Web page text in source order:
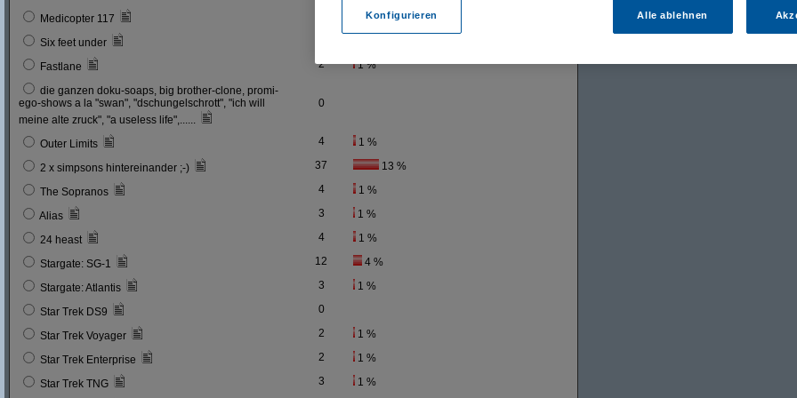
Medicopter 117
Six feet under
Fastlane 2 1 %
die ganzen doku-soaps, big brother-clone, promi-
ego-shows a la "swan", "dschungelschrott", "ich will
meine alte zruck", "a useless life",......
0
Outer Limits 4 1 %
2 x simpsons hintereinander ;-) 37 13 %
The Sopranos 4 1 %
Alias 3 1 %
24 heast 4 1 %
Stargate: SG-1 12 4 %
Stargate: Atlantis 3 1 %
Star Trek DS9 0
Star Trek Voyager 2 1 %
Star Trek Enterprise 2 1 %
Star Trek TNG 3 1 %
Konfigurieren Alle ablehnen